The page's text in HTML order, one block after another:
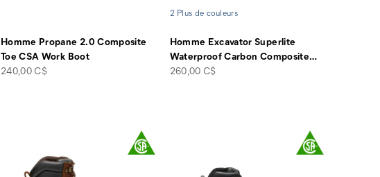
Homme Propane 2.0 Composite
Toe CSA Work Boot
price
240,00 C$
2 Plus de couleurs
Homme Excavator Superlite
Waterproof Carbon Composite…
price
260,00 C$